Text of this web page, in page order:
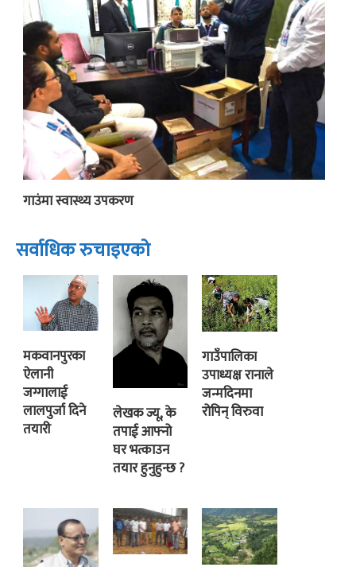
गाउंमा स्वास्थ्य उपकरण
सर्वाधिक रुचाइएको
मकवानपुरका
ऐलानी
जग्गालाई
लालपुर्जा दिने
तयारी
लेखक ज्यू, के
तपाई आफ्नो
घर भत्काउन
तयार हुनुहुन्छ ?
गाउँपालिका
उपाध्यक्ष रानाले
जन्मदिनमा
रोपिन् विरुवा